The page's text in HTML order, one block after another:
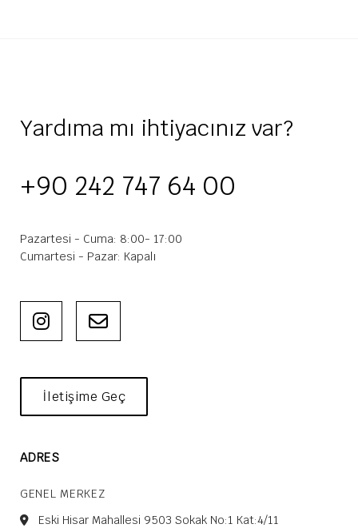
Yardıma mı ihtiyacınız var?
+90 242 747 64 00
Pazartesi - Cuma: 8:00- 17:00
Cumartesi - Pazar: Kapalı
İletişime Geç
ADRES
GENEL MERKEZ
Eski Hisar Mahallesi 9503 Sokak No:1 Kat:4/11